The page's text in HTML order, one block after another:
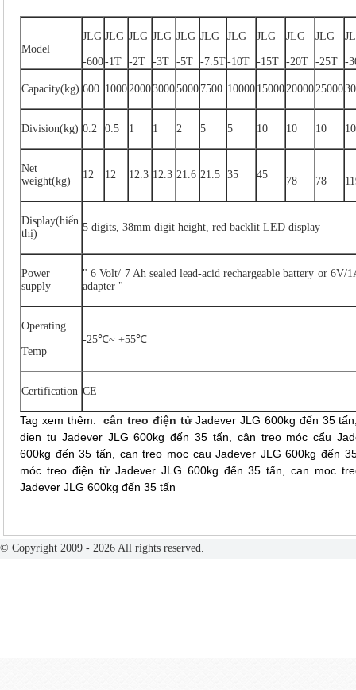
Model
JLG
-600
JLG
-1T
JLG
-2T
JLG
-3T
JLG
-5T
JLG
-7.5T
JLG
-10T
JLG
-15T
JLG
-20T
JLG
-25T -
Capacity(kg) 600 1000200030005000 7500 10000 150002000025000
Division(kg) 0.2 0.5 1 1 2 5 5 10 10 10 10
Net
weight(kg)
12 12 12.3 12.3 21.6 21.5 35 45
78 78
Display(hiển
thị)
5 digits, 38mm digit height, red backlit LED display
Power
supply
" 6 Volt/ 7 Ah sealed lead-acid rechargeable battery or 6V/
adapter "
Operating
Temp
-25℃~ +55℃
Certification CE
Tag xem thêm:cân treo điện tửJadever JLG 600kg đến 35
dien tu Jadever JLG 600kg đến 35 tấn, cân treo móc cẩu
600kg đến 35 tấn, can treo moc cau Jadever JLG 600kg đến
móc treo điện tử Jadever JLG 600kg đến 35 tấn, can moc
Jadever JLG 600kg đến 35 tấn
© Copyright 2009 - 2026 All rights reserved.